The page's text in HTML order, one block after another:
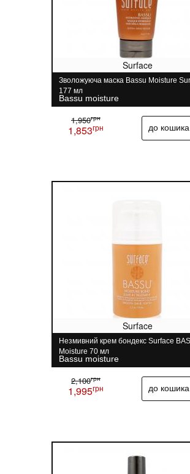
Surface
Зволожуюча маска Bassu Moisture
177 мл
Bassu moisture
1,950грн
1,853грн
Surface
Незмивний крем бондекс Surface
Moisture 70 мл
Bassu moisture
2,100грн
1,995грн